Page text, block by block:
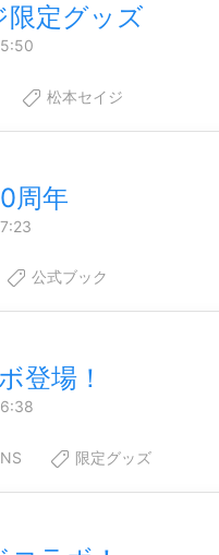
限定グッズ
松本セイジ
周年
公式ブック
登場！
限定グッズ